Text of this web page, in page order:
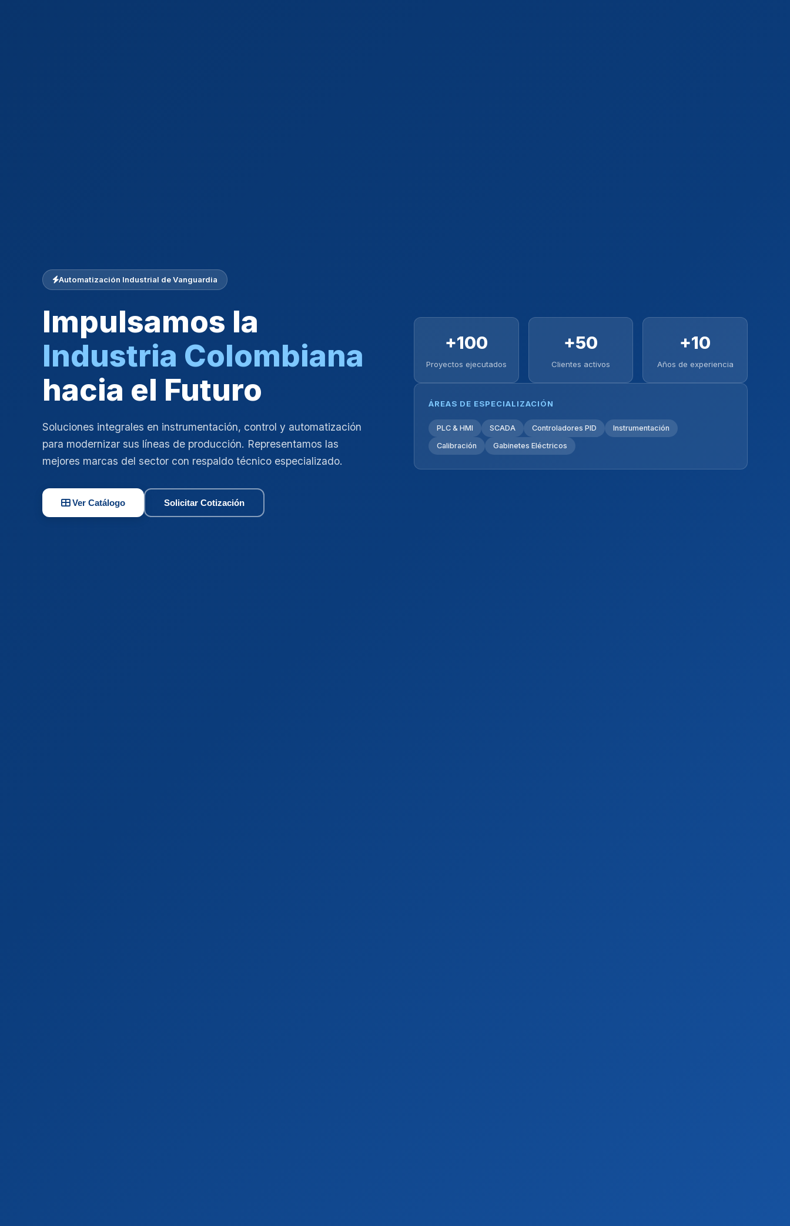
Automatización Industrial de Vanguardia
Impulsamos la
Industria Colombiana
hacia el Futuro
Soluciones integrales en instrumentación, control y automatización
para modernizar sus líneas de producción. Representamos las
mejores marcas del sector con respaldo técnico especializado.
Ver Catálogo Solicitar Cotización
+100
Proyectos ejecutados
+50
Clientes activos
+10
Años de experiencia
ÁREAS DE ESPECIALIZACIÓN
PLC & HMI SCADA Controladores PID
Instrumentación
Calibración
Gabinetes Eléctricos